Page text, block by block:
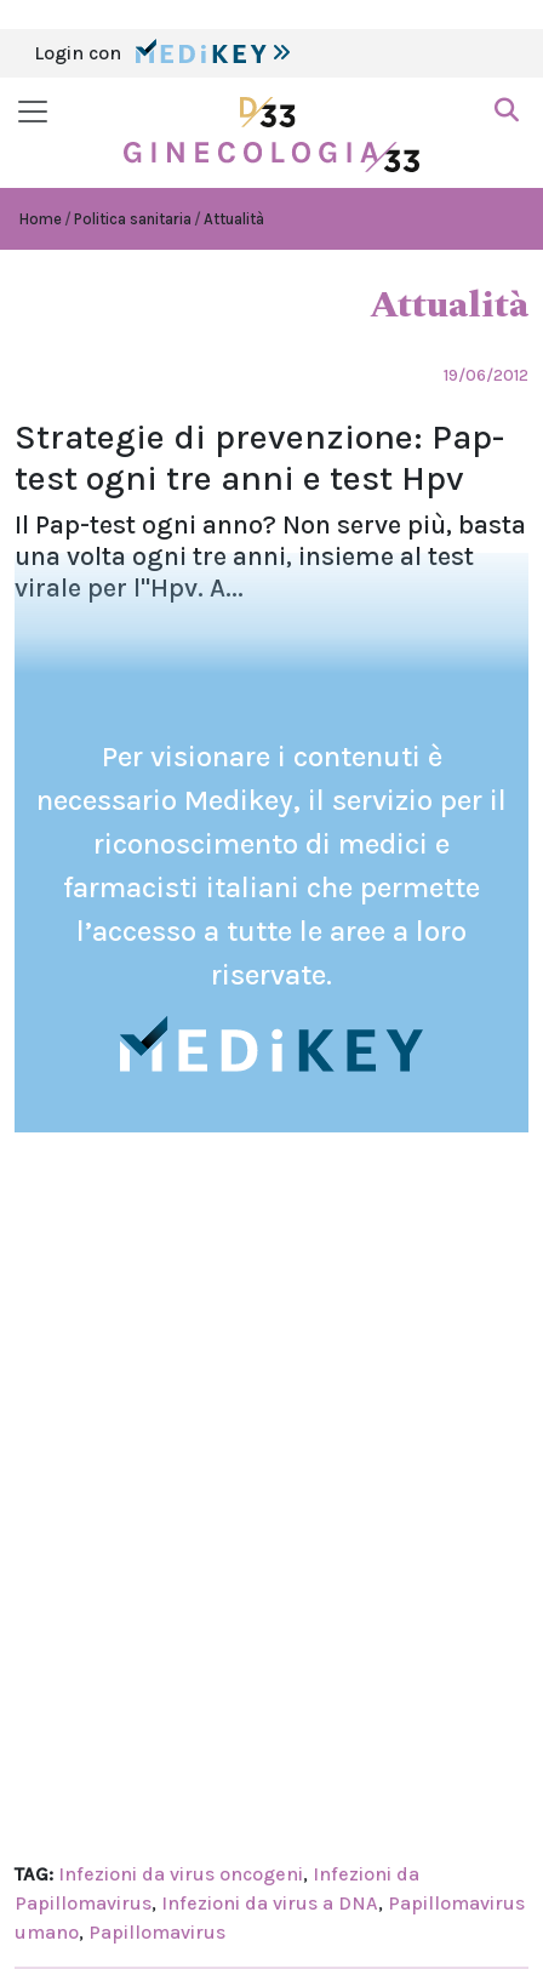
Login con
Home Politica sanitaria Attualità
Attualità
19/06/2012
Strategie di prevenzione: Pap-
test ogni tre anni e test Hpv
Il Pap-test ogni anno? Non serve più, basta
una volta ogni tre anni, insieme al test
virale per l''Hpv. A...
Per visionare i contenuti è
necessario Medikey, il servizio per il
riconoscimento di medici e
farmacisti italiani che permette
l’accesso a tutte le aree a loro
riservate.
TAG: Infezioni da virus oncogeni, Infezioni da
Papillomavirus, Infezioni da virus a DNA, Papillomavirus
umano, Papillomavirus